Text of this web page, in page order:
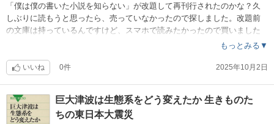
「僕は僕の書いた小説を知らない」が改題して再刊行されたのかな？久
しぶりに読もうと思ったら、売っていなかったので探しました。改題前
の文庫は持っているんですけど、スマホで読みたかったので買いました
かかっこつけられない主人公がかわいくていい感じです。終盤の加速感
もっとみる▼
いいね 0件 2025年10月2日
巨大津波は生態系をどう変えたか 生きものた
ちの東日本大震災